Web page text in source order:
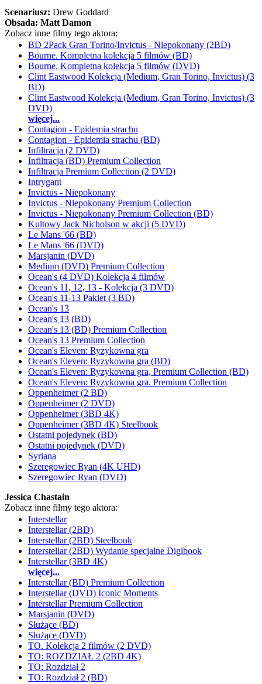
Scenariusz: Drew Goddard
Obsada: Matt Damon
Zobacz inne filmy tego aktora:
BD 2Pack Gran Torino/Invictus - Niepokonany (2BD)
Bourne. Kompletna kolekcja 5 filmów (BD)
Bourne. Kompletna kolekcja 5 filmów (DVD)
Clint Eastwood Kolekcja (Medium, Gran Torino, Invictus) (3
BD)
Clint Eastwood Kolekcja (Medium, Gran Torino, Invictus) (3
DVD)
więcej...
Contagion - Epidemia strachu
Contagion - Epidemia strachu (BD)
Infiltracja (2 DVD)
Infiltracja (BD) Premium Collection
Infiltracja Premium Collection (2 DVD)
Intrygant
Invictus - Niepokonany
Invictus - Niepokonany Premium Collection
Invictus - Niepokonany Premium Collection (BD)
Kultowy Jack Nicholson w akcji (5 DVD)
Le Mans '66 (BD)
Le Mans '66 (DVD)
Marsjanin (DVD)
Medium (DVD) Premium Collection
Ocean's (4 DVD) Kolekcja 4 filmów
Ocean's 11, 12, 13 - Kolekcja (3 DVD)
Ocean's 11-13 Pakiet (3 BD)
Ocean's 13
Ocean's 13 (BD)
Ocean's 13 (BD) Premium Collection
Ocean's 13 Premium Collection
Ocean's Eleven: Ryzykowna gra
Ocean's Eleven: Ryzykowna gra (BD)
Ocean's Eleven: Ryzykowna gra, Premium Collection (BD)
Ocean's Eleven: Ryzykowna gra. Premium Collection
Oppenheimer (2 BD)
Oppenheimer (2 DVD)
Oppenheimer (3BD 4K)
Oppenheimer (3BD 4K) Steelbook
Ostatni pojedynek (BD)
Ostatni pojedynek (DVD)
Syriana
Szeregowiec Ryan (4K UHD)
Szeregowiec Ryan (DVD)
Jessica Chastain
Zobacz inne filmy tego aktora:
Interstellar
Interstellar (2BD)
Interstellar (2BD) Steelbook
Interstellar (2BD) Wydanie specjalne Digibook
Interstellar (3BD 4K)
więcej...
Interstellar (BD) Premium Collection
Interstellar (DVD) Iconic Moments
Interstellar Premium Collection
Marsjanin (DVD)
Służące (BD)
Służące (DVD)
TO. Kolekcja 2 filmów (2 DVD)
TO: ROZDZIAŁ 2 (2BD 4K)
TO: Rozdział 2
TO: Rozdział 2 (BD)